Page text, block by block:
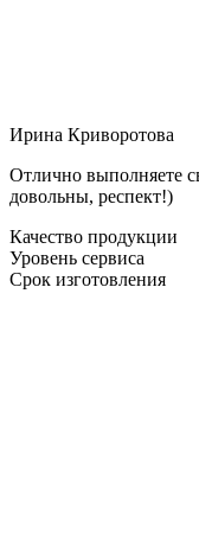
Ирина Криворотова
Отлично выполняете
довольны, респект!)
Качество продукции
Уровень сервиса
Срок изготовления